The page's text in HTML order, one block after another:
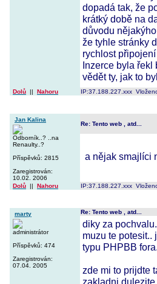
dopadá tak, že
krátký době na
důvodu
že tyhle stránky
rychlost
Inzerce byla řekl
vědět ty, jak to
Dolů || Nahoru IP:37.188.227.xxx
Jan Kalina
Odborník..? ..na
Renaulty..?
Příspěvků: 2815
Zaregistrován:
10.02. 2006
Re: Tento web , atd...
a nějak smajlíci
Dolů || Nahoru IP:37.188.227.xxx
marty
administrátor
Příspěvků: 474
Zaregistrován:
07.04. 2005
Re: Tento web , atd...
diky za
muzu te potesit..
typu PHPBB
zde mi to prijdte
zakladni